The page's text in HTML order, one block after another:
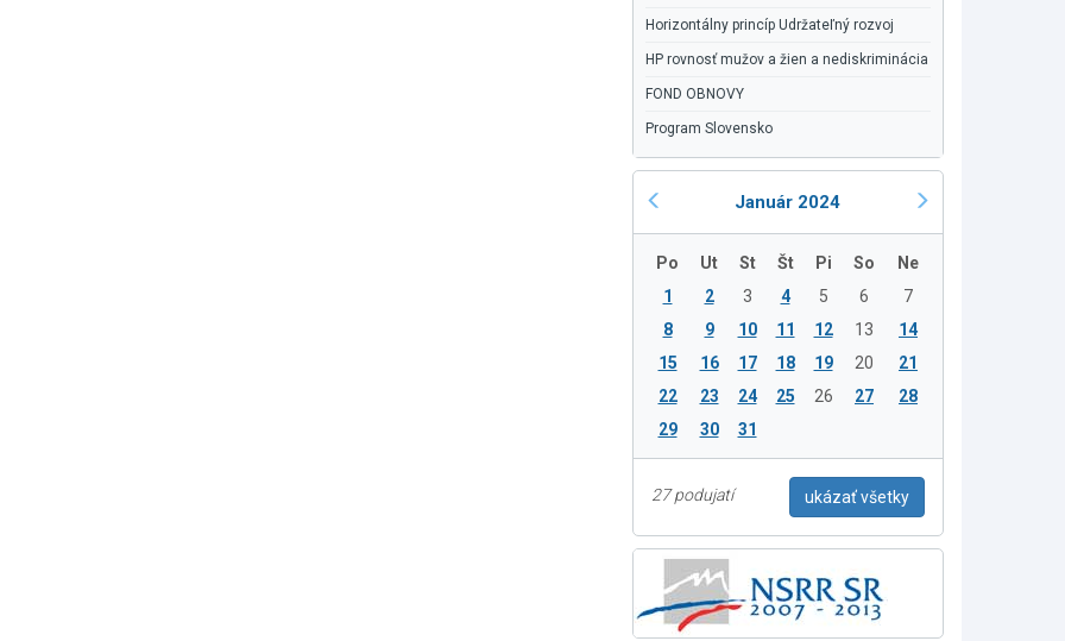
Horizontálny princíp Udržateľný rozvoj
HP rovnosť mužov a žien a nediskriminácia
FOND OBNOVY
Program Slovensko
Január 2024
Po Ut St Št Pi So
Ne
1
2 3 4 5 6
7
8
9 10 11 12 13
14
15
16 17 18 19 20
21
22
23 24 25 26 27
28
29
30 31
27 podujatí ukázať všetky